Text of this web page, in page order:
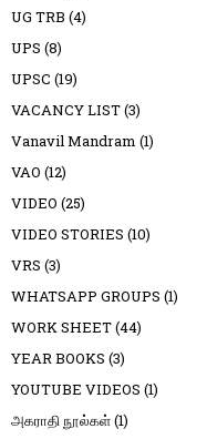
UG TRB (4)
UPS (8)
UPSC (19)
VACANCY LIST(3)
Vanavil Mandram (1)
VAO (12)
VIDEO (25)
VIDEO STORIES (10)
VRS (3)
WHATSAPP GROUPS (1)
WORK SHEET(44)
YEAR BOOKS (3)
YOUTUBE VIDEOS (1)
அகராதி நூல்கள்(1)